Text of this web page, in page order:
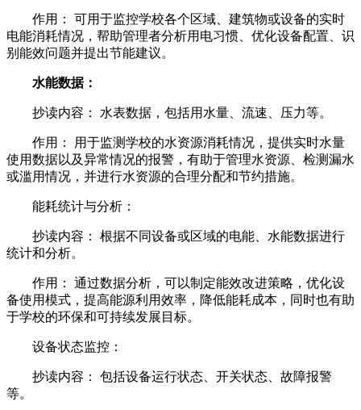
作用： 可用于监控学校各个区域、建筑物或设备的实时
电能消耗情况，帮助管理者分析用电习惯、优化设备配置、识
别能效问题并提出节能建议。
水能数据：
抄读内容： 水表数据，包括用水量、流速、压力等。
作用： 用于监测学校的水资源消耗情况，提供实时水量
使用数据以及异常情况的报警，有助于管理水资源、检测漏水
或滥用情况，并进行水资源的合理分配和节约措施。
能耗统计与分析：
抄读内容： 根据不同设备或区域的电能、水能数据进行
统计和分析。
作用： 通过数据分析，可以制定能效改进策略，优化设
备使用模式，提高能源利用效率，降低能耗成本，同时也有助
于学校的环保和可持续发展目标。
设备状态监控：
抄读内容： 包括设备运行状态、开关状态、故障报警
等。